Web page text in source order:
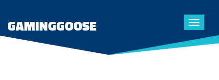
Toggle
GAMINGGOOSE